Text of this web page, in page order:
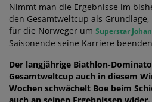
Nimmt man die Ergebnisse im
den Gesamtweltcup als
für die Norweger um Superstar
Saisonende seine Karriere
Der langjährige Biathlon-
Gesamtweltcup auch in diesem
Wochen schwächelt Boe beim
auch an seinen Ergebnissen